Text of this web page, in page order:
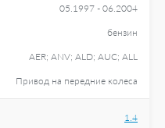
05.1997 - 06.2004
бензин
AER; ANV; ALD; AUC; ALL
Привод на передние колеса
1.4